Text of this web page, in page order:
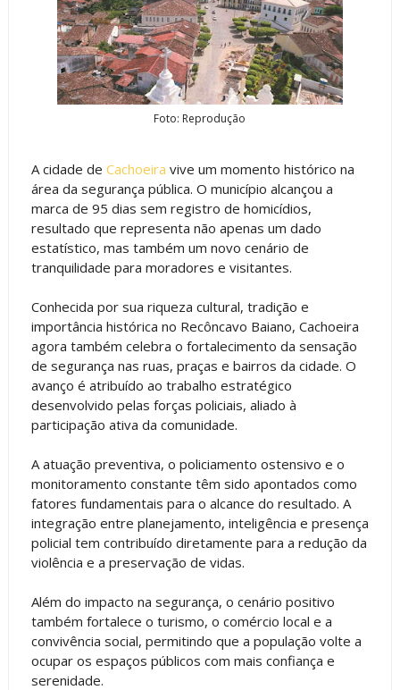
Foto: Reprodução
A cidade de Cachoeira vive um momento histórico na
área da segurança pública. O município alcançou a
marca de 95 dias sem registro de homicídios,
resultado que representa não apenas um dado
estatístico, mas também um novo cenário de
tranquilidade para moradores e visitantes.
Conhecida por sua riqueza cultural, tradição e
importância histórica no Recôncavo Baiano, Cachoeira
agora também celebra o fortalecimento da sensação
de segurança nas ruas, praças e bairros da cidade. O
avanço é atribuído ao trabalho estratégico
desenvolvido pelas forças policiais, aliado à
participação ativa da comunidade.
A atuação preventiva, o policiamento ostensivo e o
monitoramento constante têm sido apontados como
fatores fundamentais para o alcance do resultado. A
integração entre planejamento, inteligência e presença
policial tem contribuído diretamente para a redução da
violência e a preservação de vidas.
Além do impacto na segurança, o cenário positivo
também fortalece o turismo, o comércio local e a
convivência social, permitindo que a população volte a
ocupar os espaços públicos com mais confiança e
serenidade.